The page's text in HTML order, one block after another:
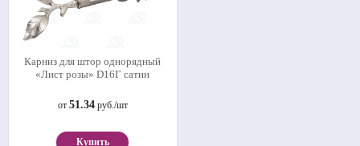
Карниз для штор однорядный
«Лист розы» D16Г сатин
от 51.34руб./шт
Купить